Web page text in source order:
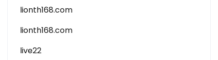
lionth168.com
lionth168.com
live22